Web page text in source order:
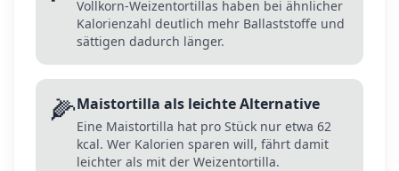
Vollkorn-Weizentortillas haben bei ähnlicher
Kalorienzahl deutlich mehr Ballaststoffe und
sättigen dadurch länger.
🌽Maistortilla als leichte Alternative
Eine Maistortilla hat pro Stück nur etwa 62
kcal. Wer Kalorien sparen will, fährt damit
leichter als mit der Weizentortilla.